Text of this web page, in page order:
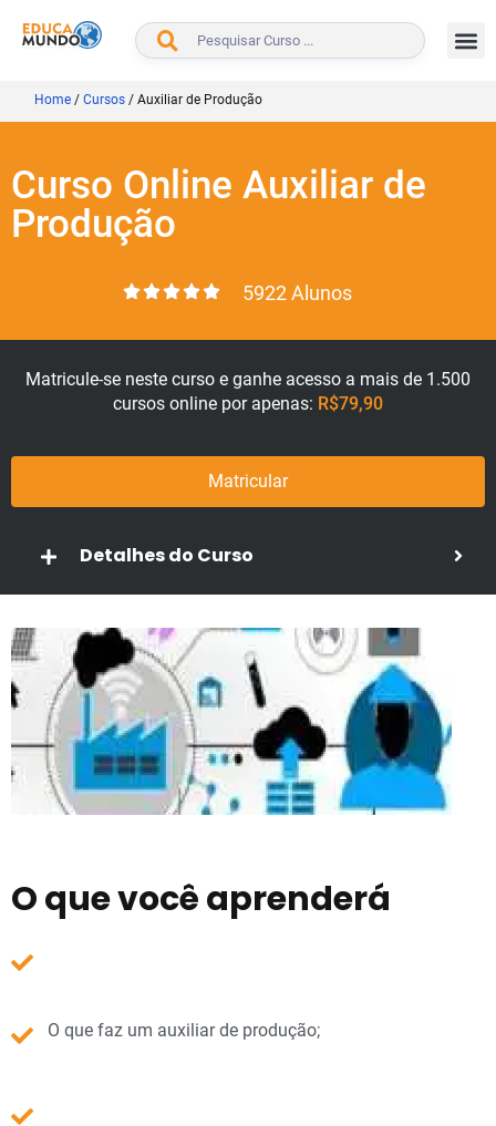
BUSCAR
Home / Cursos / Auxiliar de Produção
Curso Online Auxiliar de
Produção
5922 Alunos
Matricule-se neste curso e ganhe acesso a mais de 1.500
cursos online por apenas: R$79,90
Matricular
Detalhes do Curso
O que você aprenderá
O que faz um auxiliar de produção;